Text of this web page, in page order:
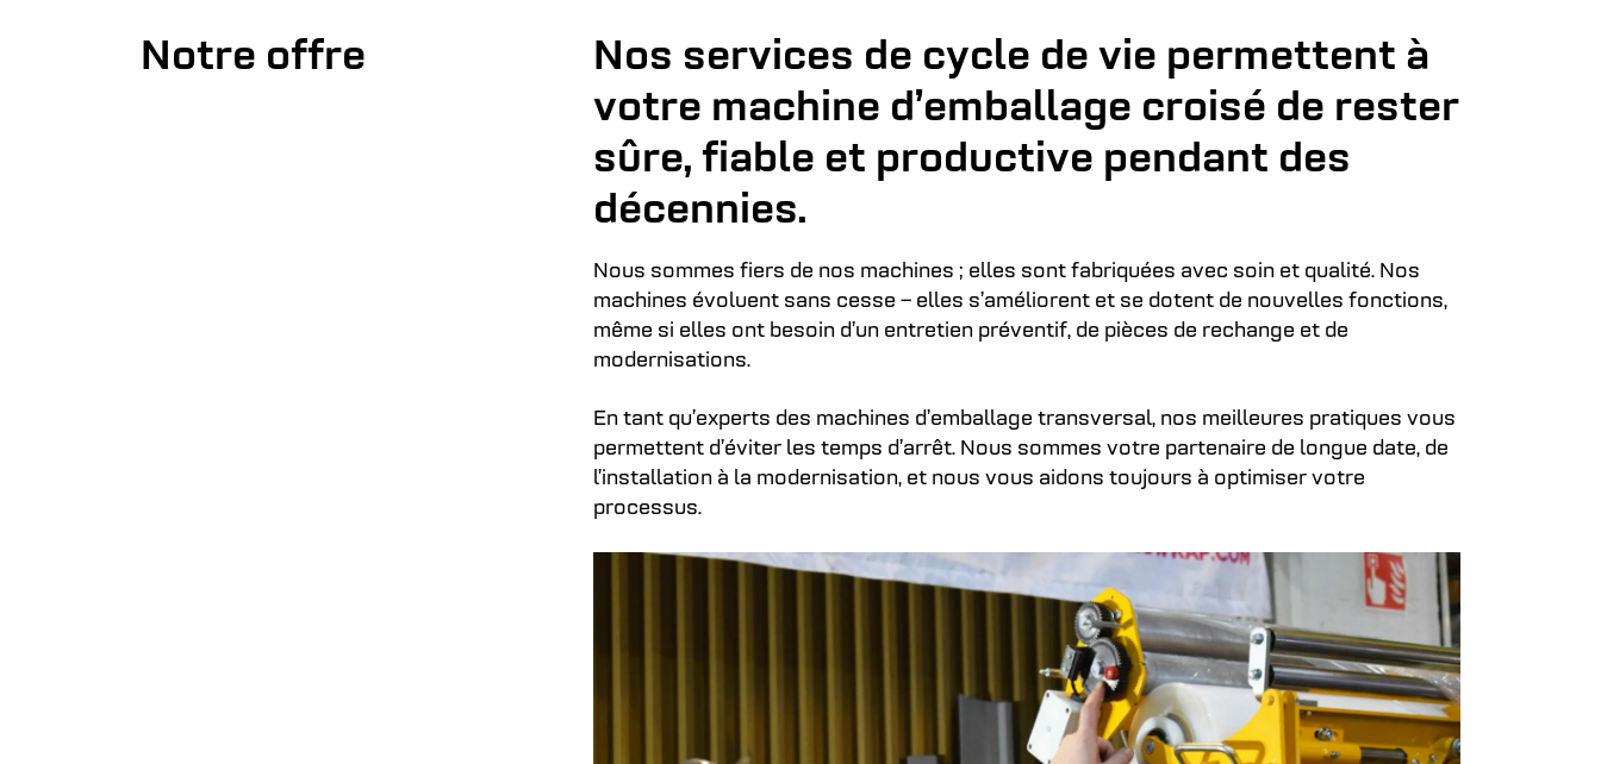
Notre offre
Nos services de cycle de vie permettent à
votre machine d’emballage croisé de rester
sûre, fiable et productive pendant des
décennies.
Nous sommes fiers de nos machines ; elles sont fabriquées avec soin et qualité. Nos
machines évoluent sans cesse – elles s’améliorent et se dotent de nouvelles fonctions,
même si elles ont besoin d’un entretien préventif, de pièces de rechange et de
modernisations.
En tant qu’experts des machines d’emballage transversal, nos meilleures pratiques vous
permettent d’éviter les temps d’arrêt. Nous sommes votre partenaire de longue date, de
l’installation à la modernisation, et nous vous aidons toujours à optimiser votre
processus.